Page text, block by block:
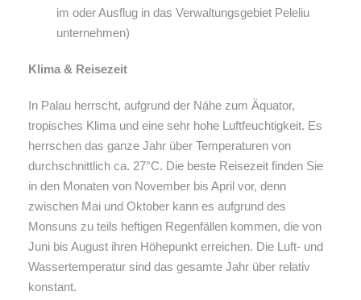
im oder Ausflug in das Verwaltungsgebiet Peleliu
unternehmen)
Klima & Reisezeit
In Palau herrscht, aufgrund der Nähe zum Äquator,
tropisches Klima und eine sehr hohe Luftfeuchtigkeit. Es
herrschen das ganze Jahr über Temperaturen von
durchschnittlich ca. 27°C. Die beste Reisezeit finden Sie
in den Monaten von November bis April vor, denn
zwischen Mai und Oktober kann es aufgrund des
Monsuns zu teils heftigen Regenfällen kommen, die von
Juni bis August ihren Höhepunkt erreichen. Die Luft- und
Wassertemperatur sind das gesamte Jahr über relativ
konstant.